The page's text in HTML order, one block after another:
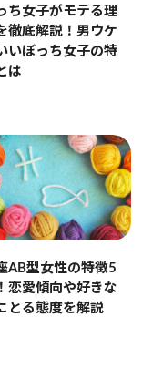
ち女子がモテる理
徹底解説！男ウケ
いぼっち女子の特
は
AB型女性の特徴5
恋愛傾向や好きな
とる態度を解説